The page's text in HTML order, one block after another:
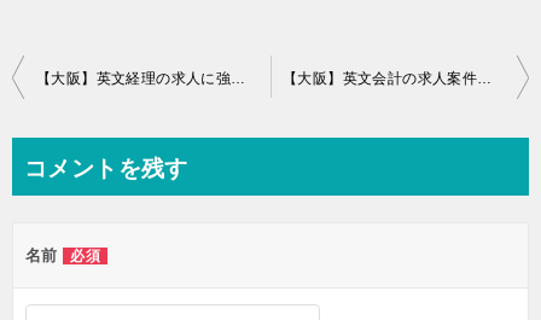
投
ビ
ー
シ
【大阪】英文経理の求人に強い転職エージェント10選 【大阪】英文会計の求人案件に強い転職エージェント7選
コメントを残す
名前 必須